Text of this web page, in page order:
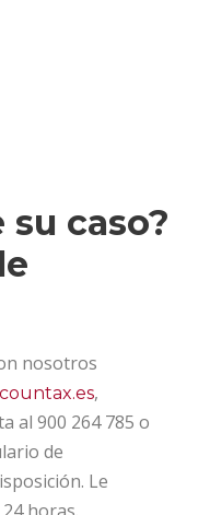
su caso?
nosotros
,
al 900 264 785 o
de
Le